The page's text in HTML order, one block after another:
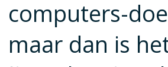
computers-
maar dan is